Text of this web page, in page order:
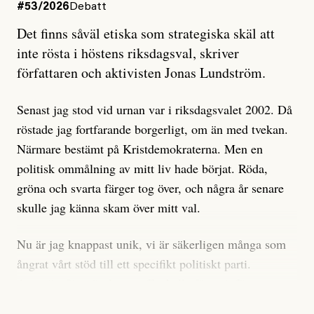
Artikeln undersöker inte, som ETC påstår, ”vad som
är sant, vad som är rykten”, utan den bidrar bara till
ännu mer ryktesspridning. Det finns inte ett enda bevis
misstänkta personen är en infiltratör. Det som läsaren
får veta är att personen har ändrat sina politiska åsikter
under åren, att den har raderat tidigare innehåll på sina
sociala medier, att artikelns författare inte förstår sig
på personens ekonomi och att det tydligen finns
anonyma röster inom rörelsen som säger saker som
anses vara anledningar att titta närmare på personen,
men ingenting av detta är tillräckligt för att hänga ut
#53/2026 Debatt
Det finns såväl etiska som strategiska skäl att
inte rösta i höstens riksdagsval, skriver
författaren och aktivisten Jonas Lundström.
Senast jag stod vid urnan var i riksdagsvalet 2002. Då
röstade jag fortfarande borgerligt, om än med tvekan.
Närmare bestämt på Kristdemokraterna. Men en
politisk ommålning av mitt liv hade börjat. Röda,
gröna och svarta färger tog över, och några år senare
skulle jag känna skam över mitt val.
Nu är jag knappast unik, vi är säkerligen många som
ångrat vårt stöd till ett specifikt politiskt parti.